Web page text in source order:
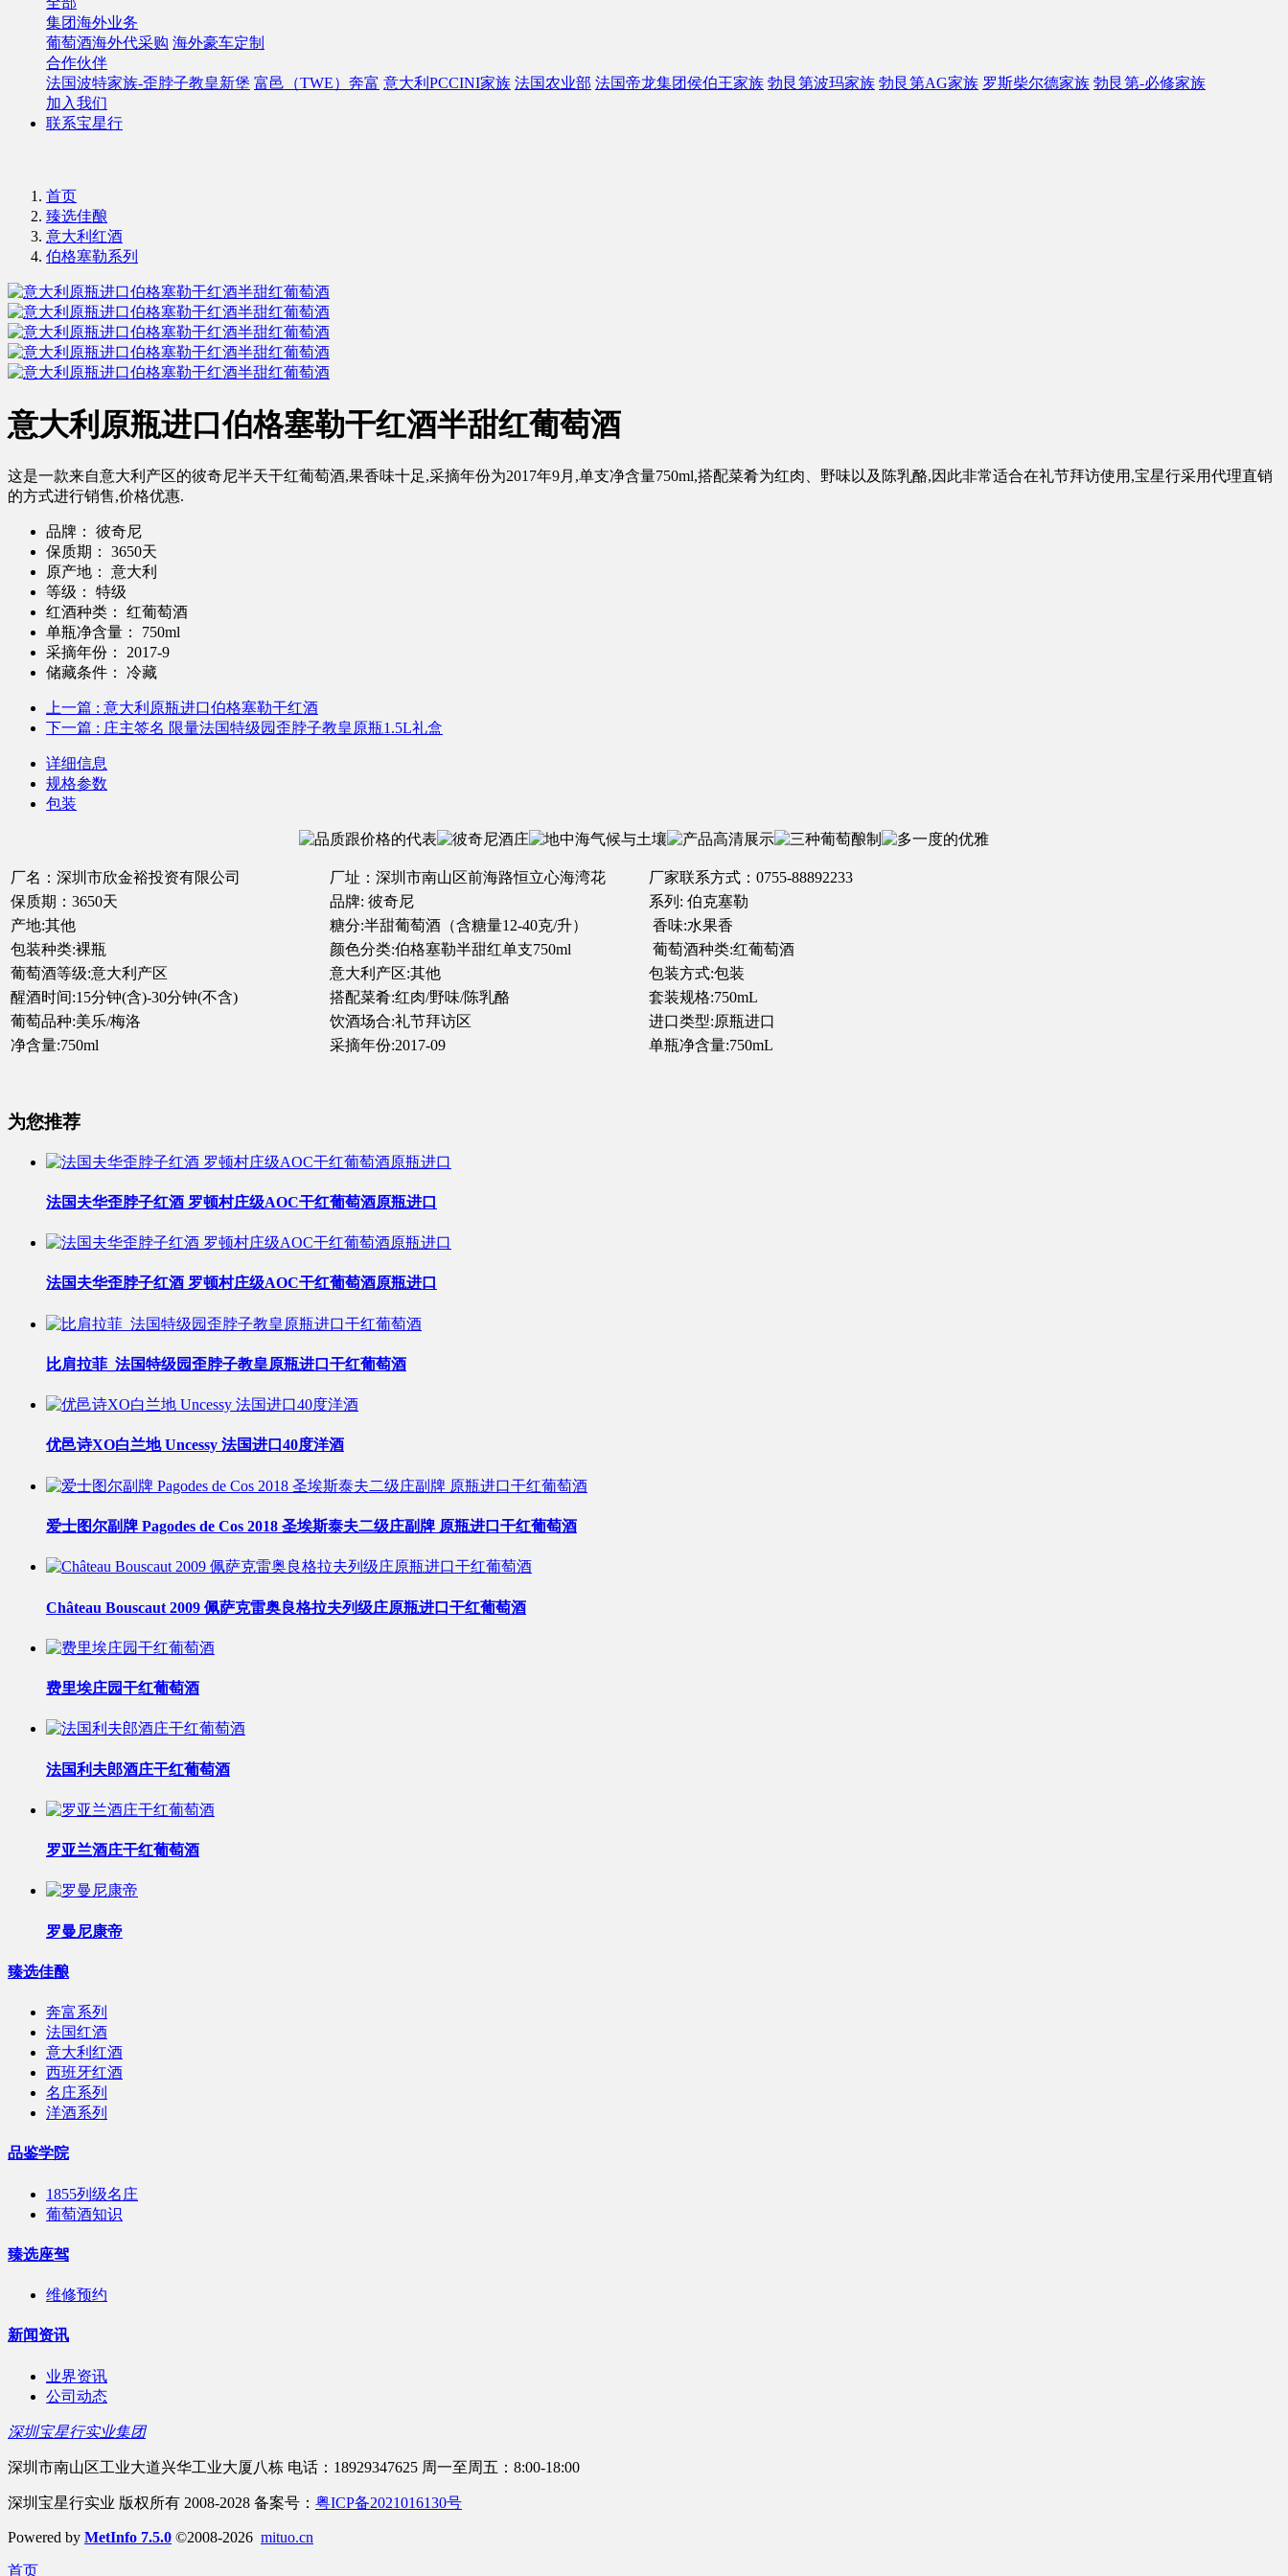
集团海外业务
葡萄酒海外代采购 海外豪车定制
合作伙伴
法国波特家族-歪脖子教皇新堡 富邑（TWE）奔富 意大利PCCINI家族 法国农业部 法国帝龙集团侯伯王家族 勃艮第波玛家族 勃艮第AG家族 罗斯柴尔德家族 勃艮第-必修家族
加入我们
联系宝星行
首页
臻选佳酿
意大利红酒
伯格塞勒系列
意大利原瓶进口伯格塞勒干红酒半甜红葡萄酒
这是一款来自意大利产区的彼奇尼半天干红葡萄酒,果香味十足,采摘年份为2017年9月,单支净含量750ml,搭配菜肴为红肉、野味以及陈乳酪,因此非常适合在礼节拜访使用,宝星行采用代理直销
的方式进行销售,价格优惠.
品牌：
彼奇尼
保质期：
3650天
原产地：
意大利
等级：
特级
红酒种类：
红葡萄酒
单瓶净含量：
750ml
采摘年份：
2017-9
储藏条件：
冷藏
上一篇 : 意大利原瓶进口伯格塞勒干红酒
下一篇 : 庄主签名 限量法国特级园歪脖子教皇原瓶1.5L礼盒
详细信息
规格参数
包装
厂名：深圳市欣金裕投资有限公司 厂址：深圳市南山区前海路恒立心海湾花
厂家联系方式：0755-88892233
保质期：3650天
品牌: 彼奇尼
系列: 伯克塞勒
产地:其他
糖分:半甜葡萄酒（含糖量12-40克/升）
香味:水果香
包装种类:裸瓶
颜色分类:伯格塞勒半甜红单支750ml
葡萄酒种类:红葡萄酒
葡萄酒等级:意大利产区
意大利产区:其他
包装方式:包装
醒酒时间:15分钟(含)-30分钟(不含)
搭配菜肴:红肉/野味/陈乳酪
套装规格:750mL
葡萄品种:美乐/梅洛
饮酒场合:礼节拜访区
进口类型:原瓶进口
净含量:750ml
采摘年份:2017-09 单瓶净含量:750mL
为您推荐
法国夫华歪脖子红酒 罗顿村庄级AOC干红葡萄酒原瓶进口
法国夫华歪脖子红酒 罗顿村庄级AOC干红葡萄酒原瓶进口
比肩拉菲_法国特级园歪脖子教皇原瓶进口干红葡萄酒
优邑诗XO白兰地 Uncessy 法国进口40度洋酒
爱士图尔副牌 Pagodes de Cos 2018 圣埃斯泰夫二级庄副牌 原瓶进口干红葡萄酒
Château Bouscaut 2009 佩萨克雷奥良格拉夫列级庄原瓶进口干红葡萄酒
费里埃庄园干红葡萄酒
法国利夫郎酒庄干红葡萄酒
罗亚兰酒庄干红葡萄酒
罗曼尼康帝
臻选佳酿
奔富系列
法国红酒
意大利红酒
西班牙红酒
名庄系列
洋酒系列
品鉴学院
1855列级名庄
葡萄酒知识
臻选座驾
维修预约
新闻资讯
业界资讯
公司动态
深圳宝星行实业集团
深圳市南山区工业大道兴华工业大厦八栋 电话：18929347625 周一至周五：8:00-18:00
深圳宝星行实业 版权所有 2008-2028 备案号： 粤ICP备2021016130号
Powered by MetInfo 7.5.0 ©2008-2026 mituo.cn
首页